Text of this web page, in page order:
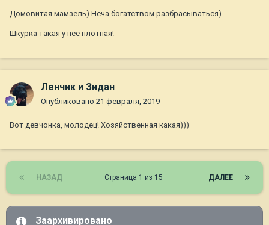
Домовитая мамзель) Неча богатством разбрасываться)
Шкурка такая у неё плотная!
Ленчик и Зидан
Опубликовано 21 февраля, 2019
Вот девчонка, молодец! Хозяйственная какая)))
НАЗАД ДАЛЕЕ
Страница 1 из 15
Заархивировано